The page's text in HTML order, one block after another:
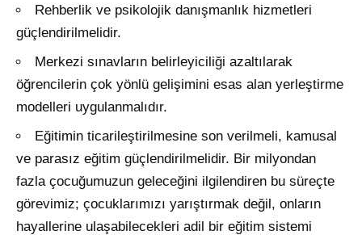
Rehberlik ve psikolojik danışmanlık hizmetleri
güçlendirilmelidir.
Merkezi sınavların belirleyiciliği azaltılarak
öğrencilerin çok yönlü gelişimini esas alan yerleştirme
modelleri uygulanmalıdır.
Eğitimin ticarileştirilmesine son verilmeli, kamusal
ve parasız eğitim güçlendirilmelidir. Bir milyondan
fazla çocuğumuzun geleceğini ilgilendiren bu süreçte
görevimiz; çocuklarımızı yarıştırmak değil, onların
hayallerine ulaşabilecekleri adil bir eğitim sistemi